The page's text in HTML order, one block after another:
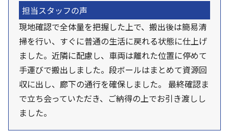
担当スタッフの声
現地確認で全体量を把握した上で、搬出後は簡易清
掃を行い、すぐに普通の生活に戻れる状態に仕上げ
ました。近隣に配慮し、車両は離れた位置に停めて
手運びで搬出しました。段ボールはまとめて資源回
収に出し、廊下の通行を確保しました。 最終確認ま
で立ち会っていただき、ご納得の上でお引き渡しし
ました。